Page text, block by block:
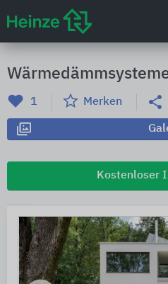
1 Merken
Kostenloser